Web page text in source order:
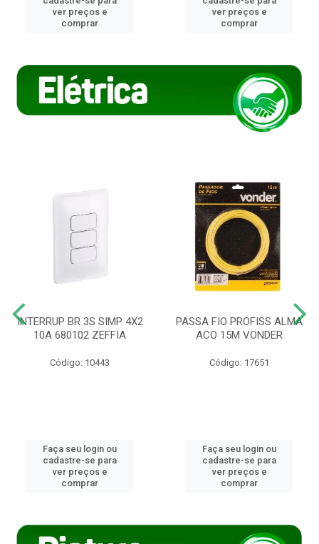
ver preços e
comprar
ver preços e
comprar
INTERRUP BR 3S SIMP 4X2
10A 680102 ZEFFIA
Código: 10443
Faça seu login ou
cadastre-se para
ver preços e
comprar
PASSA FIO PROFISS ALMA
ACO 15M VONDER
Código: 17651
Faça seu login ou
cadastre-se para
ver preços e
comprar